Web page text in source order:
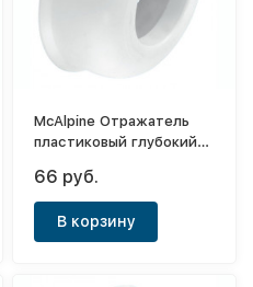
McAlpine Отражатель
пластиковый глубокий
66 руб.
В корзину